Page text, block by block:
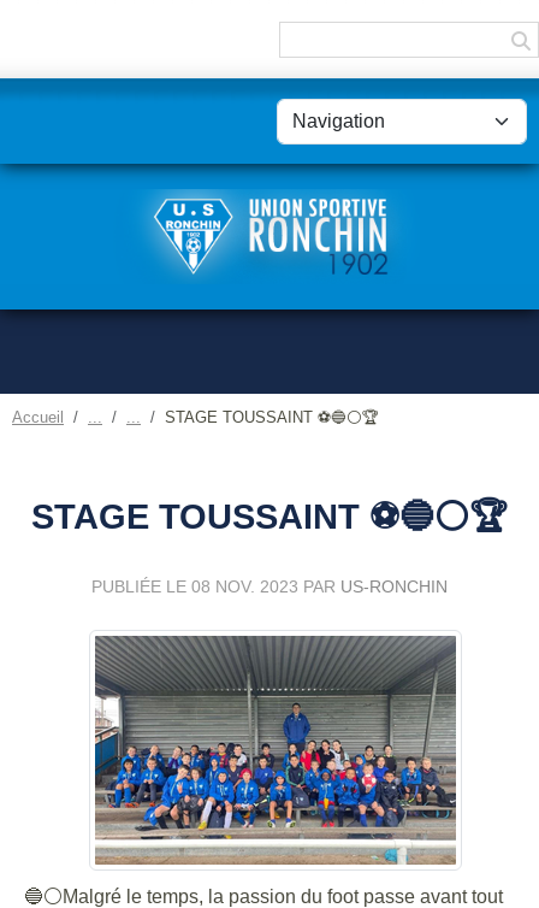
Accueil STAGE TOUSSAINT ⚽️🔵⚪️🏆
STAGE TOUSSAINT ⚽️🔵⚪️🏆
PUBLIÉE LE 08 NOV. 2023 PAR US-RONCHIN
🔵⚪️Malgré le temps, la passion du foot passe avant tout